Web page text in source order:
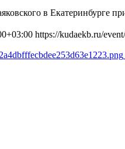
в Екатеринбурге
https://kudaekb.ru/